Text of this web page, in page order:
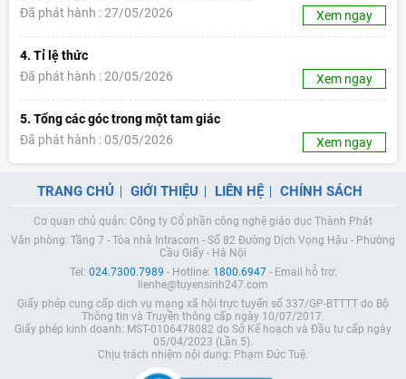
Đã phát hành : 27/05/2026
Xem ngay
4. Tỉ lệ thức
Đã phát hành : 20/05/2026
Xem ngay
5. Tổng các góc trong một tam giác
Đã phát hành : 05/05/2026
Xem ngay
TRANG CHỦ GIỚI THIỆU LIÊN HỆ CHÍNH SÁCH
Cơ quan chủ quản: Công ty Cổ phần công nghệ giáo dục Thành Phát
Văn phòng: Tầng 7 - Tòa nhà Intracom - Số 82 Đường Dịch Vọng Hậu - Phường
Cầu Giấy - Hà Nội
Tel: 024.7300.7989 - Hotline: 1800.6947- Email hỗ trợ:
lienhe@tuyensinh247.com
Giấy phép cung cấp dịch vụ mạng xã hội trực tuyến số 337/GP-BTTTT do Bộ
Thông tin và Truyền thông cấp ngày 10/07/2017.
Giấy phép kinh doanh: MST-0106478082 do Sở Kế hoạch và Đầu tư cấp ngày
05/04/2023 (Lần 5).
Chịu trách nhiệm nội dung: Phạm Đức Tuệ.